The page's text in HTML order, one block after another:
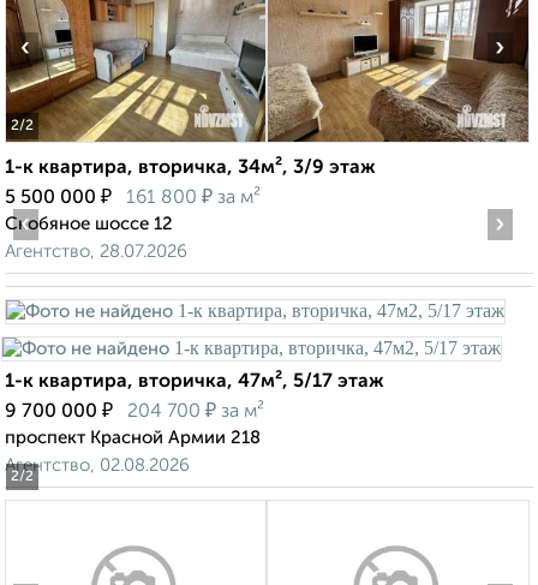
2/2
‹ ›
1-к квартира, вторичка, 34м², 3/9 этаж
5 500 000 ₽ 161 800 ₽ за м²
Скобяное шоссе 12
Агентство, 28.07.2026
2/2
‹ ›
1-к квартира, вторичка, 47м², 5/17 этаж
9 700 000 ₽ 204 700 ₽ за м²
проспект Красной Армии 218
Агентство, 02.08.2026